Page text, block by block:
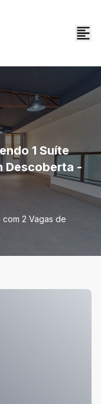
1 Suíte
Descoberta -
com 2 Vagas de